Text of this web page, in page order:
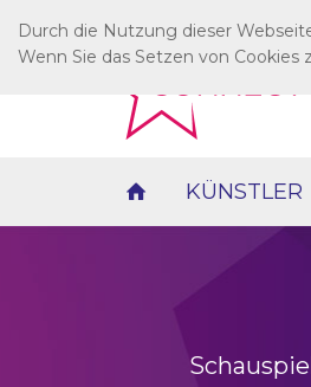
KÜNSTLER
Durch die Nutzung dieser
Wenn Sie das Setzen von